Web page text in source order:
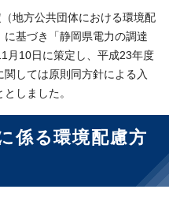
地方公共団体における環境配
基づき「静岡県電力の調達
月10日に策定し、平成23年度
しては原則同方針による入
しました。
係る環境配慮方